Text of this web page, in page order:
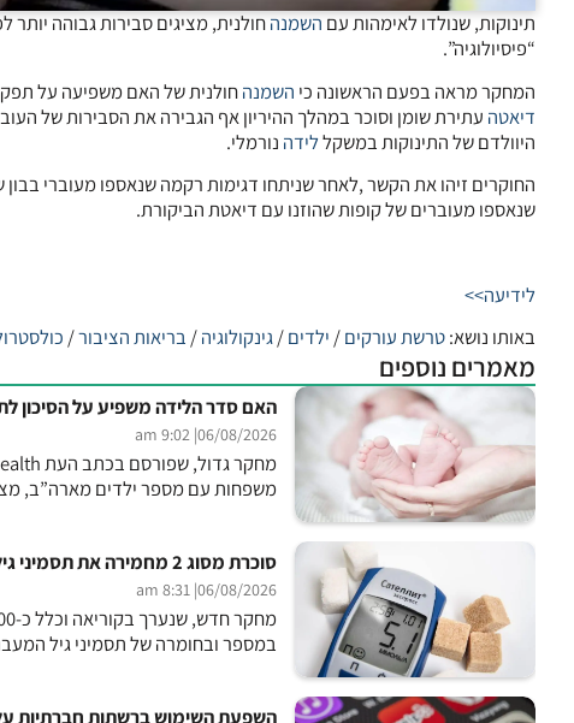
תינוקות, שנולדו לאימהות עם השמנהחולנית, מציגים סבירות גבוהה
“פיסיולוגיה”.
המחקר מראה בפעם הראשונה כי השמנהחולנית של האם משפיעה על
דיאטה עתירת שומן וסוכר במהלך ההיריון אף הגבירה את הסבירות של
היוולדם של התינוקות במשקללידה נורמלי.
החוקרים זיהו את הקשר ,לאחר שניתחו דגימות רקמה שנאספו מעוברי בבון
שנאספו מעוברים של קופות שהוזנו עם דיאטת הביקורת.
לידיעה>>
באותו נושא:טרשת עורקים/ ילדים/גינקולוגיה/ בריאות הציבור/
מאמרים נוספים
האם סדר הלידה משפיע על הסיכון
06/08/2026
| 9:02 am
משפחות עם מספר ילדים מארה”ב,
סוכרת מסוג 2 מחמירה את תסמיני גיל המעבר
06/08/2026
| 8:31 am
מחקר חדש, שנערך בקוריאה וכלל כ-300 נשים בגילאים 40-64, מצא כי
במספר ובחומרה של תסמיני גיל
השפעת השימוש ברשתות חברתיות